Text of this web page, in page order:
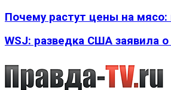
Почему растут цены на мясо:
WSJ: разведка США заявила